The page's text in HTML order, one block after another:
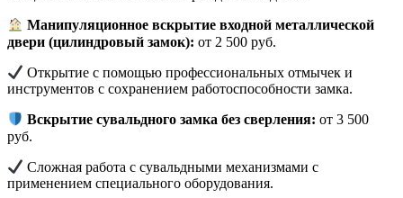
Манипуляционное вскрытие входной металлической
двери (цилиндровый замок): от 2 500 руб.
Открытие с помощью профессиональных отмычек и
инструментов с сохранением работоспособности замка.
Вскрытие сувальдного замка без сверления: от 3 500
руб.
Сложная работа с сувальдными механизмами с
применением специального оборудования.